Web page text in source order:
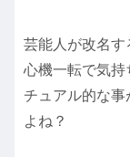
芸能人が改名す
心機一転で気持
チュアル的な
よね？